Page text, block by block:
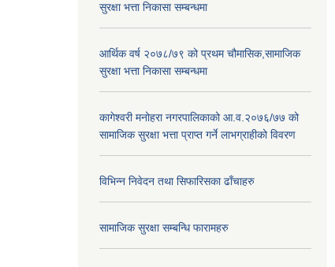
सुरक्षा भत्ता निकासा सम्बन्धमा
आर्थिक वर्ष २०७८/७९ को प्रथम चौमासिक,सामाजिक
सुरक्षा भत्ता निकासा सम्बन्धमा
कागेश्वरी मनोहरा नगरपालिकाको आ.व.२०७६/७७ को
सामाजिक सुरक्षा भत्ता प्राप्त गर्ने लाभग्राहीको विवरण
विभिन्न निवेदन तथा सिफारिसका ढाँचाहरु
सामाजिक सुरक्षा सम्बन्धि फारामहरु